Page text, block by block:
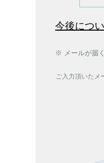
今後につ
※ メールが届
ご入力頂いたメ